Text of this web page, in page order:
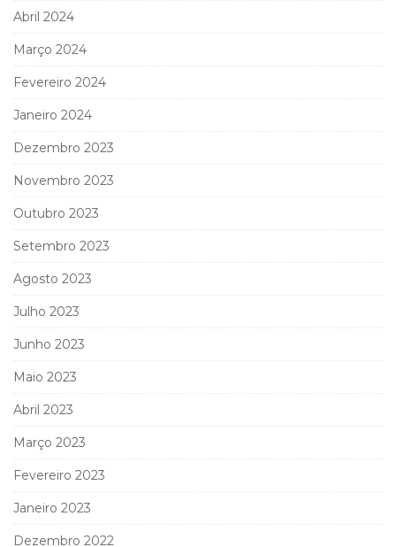
Abril 2024
Março 2024
Fevereiro 2024
Janeiro 2024
Dezembro 2023
Novembro 2023
Outubro 2023
Setembro 2023
Agosto 2023
Julho 2023
Junho 2023
Maio 2023
Abril 2023
Março 2023
Fevereiro 2023
Janeiro 2023
Dezembro 2022